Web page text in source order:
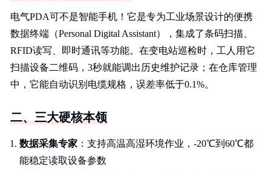
电气PDA可不是智能手机！它是专为工业场景设计的便携
数据终端（Personal Digital Assistant），集成了条码扫描、
RFID读写、即时通讯等功能。在变电站巡检时，工人用它
扫描设备二维码，3秒就能调出历史维护记录；在仓库管理
中，它能自动识别电缆规格，误差率低于0.1%。
二、三大硬核本领
数据采集专家 ：支持高温高湿环境作业，-20℃到60℃都
能稳定读取设备参数